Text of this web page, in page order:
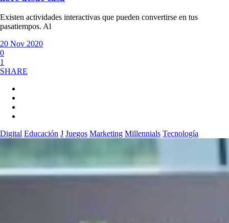
Existen actividades interactivas que pueden convertirse en tus
pasatiempos. Al
20 Nov 2020
0
1
SHARE
Digital Educación J Juegos Marketing Millennials Tecnología